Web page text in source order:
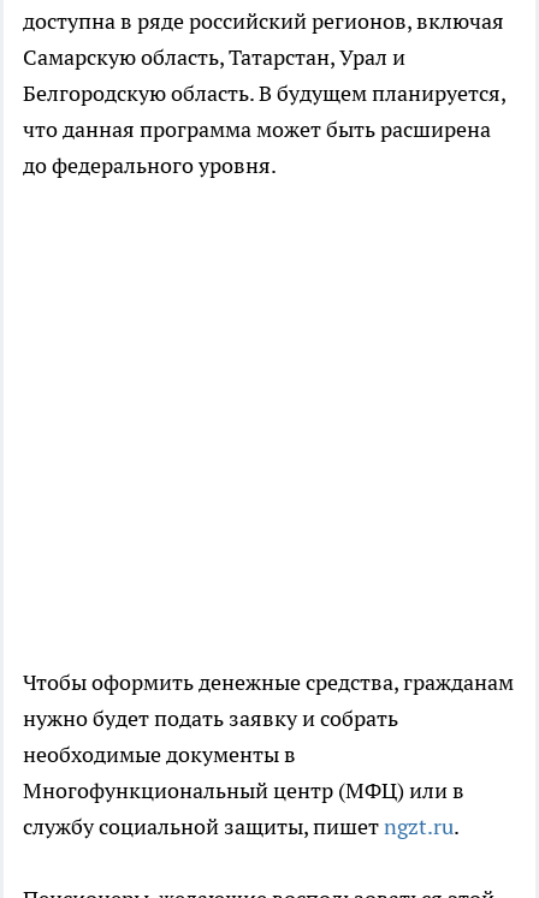
доступна в ряде российский регионов, включая
Самарскую область, Татарстан, Урал и
Белгородскую область. В будущем планируется,
что данная программа может быть расширена
до федерального уровня.
Чтобы оформить денежные средства, гражданам
нужно будет подать заявку и собрать
необходимые документы в
Многофункциональный центр (МФЦ) или в
службу социальной защиты, пишетngzt.ru.